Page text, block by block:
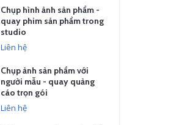
Chụp hình ảnh sản phẩm -
quay phim sản phẩm trong
studio
Liên hệ
Chụp ảnh sản phẩm với
người mẫu - quay quảng
cáo trọn gói
Liên hệ